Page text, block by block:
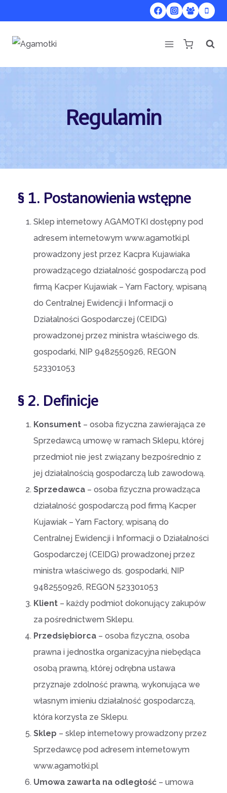
Regulamin
§ 1. Postanowienia wstępne
Sklep internetowy AGAMOTKI dostępny pod
adresem internetowym www.agamotki.pl
prowadzony jest przez Kacpra Kujawiaka
prowadzącego działalność gospodarczą pod
firmą Kacper Kujawiak – Yarn Factory, wpisaną
do Centralnej Ewidencji i Informacji o
Działalności Gospodarczej (CEIDG)
prowadzonej przez ministra właściwego ds.
gospodarki, NIP 9482550926, REGON
523301053
§ 2. Definicje
Konsument – osoba fizyczna zawierająca ze
Sprzedawcą umowę w ramach Sklepu, której
przedmiot nie jest związany bezpośrednio z
jej działalnością gospodarczą lub zawodową.
Sprzedawca – osoba fizyczna prowadząca
działalność gospodarczą pod firmą Kacper
Kujawiak – Yarn Factory, wpisaną do
Centralnej Ewidencji i Informacji o Działalności
Gospodarczej (CEIDG) prowadzonej przez
ministra właściwego ds. gospodarki, NIP
9482550926, REGON 523301053
Klient – każdy podmiot dokonujący zakupów
za pośrednictwem Sklepu.
Przedsiębiorca – osoba fizyczna, osoba
prawna i jednostka organizacyjna niebędąca
osobą prawną, której odrębna ustawa
przyznaje zdolność prawną, wykonująca we
własnym imieniu działalność gospodarczą,
która korzysta ze Sklepu.
Sklep – sklep internetowy prowadzony przez
Sprzedawcę pod adresem internetowym
www.agamotki.pl
Umowa zawarta na odległość – umowa